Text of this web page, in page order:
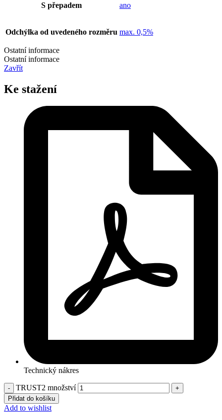
S přepadem ano
Odchýlka od uvedeného rozměru max. 0,5%
Ostatní informace
Ostatní informace
Zavřít
Ke stažení
Technický nákres
TRUST2 množství
Přidat do košíku
Add to wishlist